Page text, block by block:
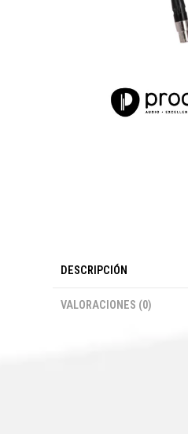
DESCRIPCIÓN
VALORACIONES (0)